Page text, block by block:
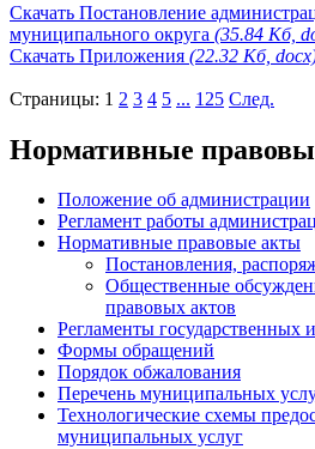
Скачать Постановление
муниципального округа (35.84 Кб,
Скачать Приложения (22.32 Кб,
Страницы: 1 2 3 4 5 ... 125 След.
Нормативные
Положение об администрации
Регламент работы
Нормативные правовые акты
Постановления,
Общественные
правовых актов
Регламенты государственных
Формы обращений
Порядок обжалования
Перечень муниципальных
Технологические схемы
муниципальных услуг